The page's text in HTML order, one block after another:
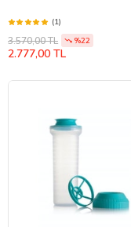
(1)
3.570,00 TL %22
2.777,00 TL